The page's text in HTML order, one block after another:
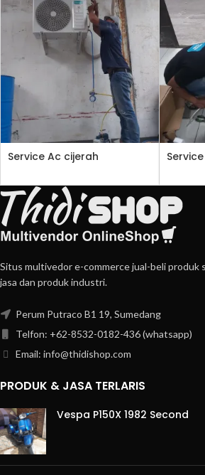
Service Ac cijerah
Situs multivedor e-commerce jual-beli produk
jasa dan produk industri.
Perum Putraco B1 19, Sumedang
Telfon: +62-8532-0182-436 (whatsapp)
Email: info@thidishop.com
PRODUK & JASA TERLARIS
Vespa P150X 1982 Second